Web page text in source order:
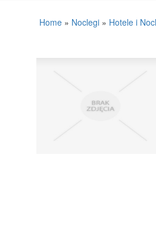
Home » Noclegi » Hotele i